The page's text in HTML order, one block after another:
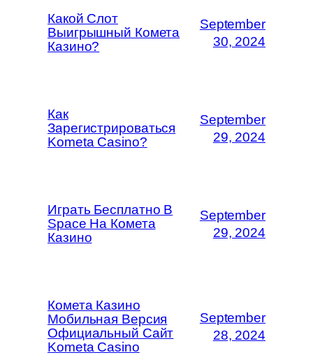
Какой Слот
Выигрышный Комета
Казино?
September
30, 2024
Как
Зарегистрироваться
Kometa Casino?
September
29, 2024
Играть Бесплатно В
Space На Комета
Казино
September
29, 2024
Комета Казино
Мобильная Версия
Официальный Сайт
Kometa Casino
September
28, 2024